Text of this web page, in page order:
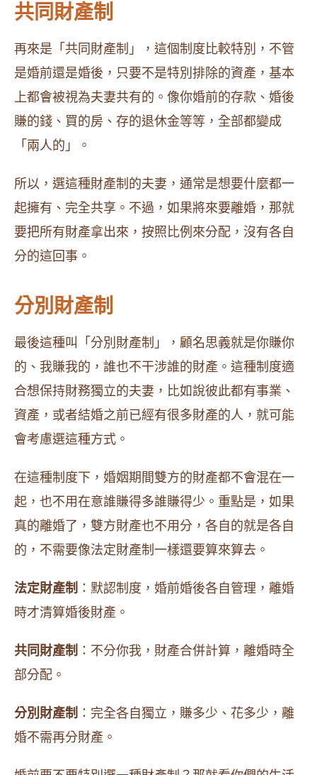
共同財產制
再來是「共同財產制」，這個制度比較特別，不管
是婚前還是婚後，只要不是特別排除的資產，基本
上都會被視為夫妻共有的。像你婚前的存款、婚後
賺的錢、買的房、存的退休金等等，全部都變成
「兩人的」。
所以，選這種財產制的夫妻，通常是想要什麼都一
起擁有、完全共享。不過，如果將來要離婚，那就
要把所有財產拿出來，按照比例來分配，沒有各自
分的這回事。
分別財產制
最後這種叫「分別財產制」，顧名思義就是你賺你
的、我賺我的，誰也不干涉誰的財產。這種制度適
合想保持財務獨立的夫妻，比如說彼此都有事業、
資產，或者結婚之前已經有很多財產的人，就可能
會考慮選這種方式。
在這種制度下，婚姻期間雙方的財產都不會混在一
起，也不用在意誰賺得多誰賺得少。重點是，如果
真的離婚了，雙方財產也不用分，各自的就是各自
的，不需要像法定財產制一樣還要算來算去。
法定財產制 ：默認制度，婚前婚後各自管理，離婚
時才清算婚後財產。
共同財產制 ：不分你我，財產合併計算，離婚時全
部分配。
分別財產制 ：完全各自獨立，賺多少、花多少，離
婚不需再分財產。